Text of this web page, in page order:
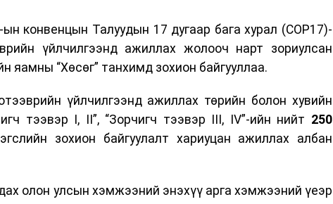
конвенцын Талуудын 17 дугаар бага хурал (COP17)-
үйлчилгээнд ажиллах жолооч нарт зориулсан
яамны “Хөсөг” танхимд зохион байгууллаа.
үйлчилгээнд ажиллах төрийн болон хувийн
тээвэр I, II”, “Зорчигч тээвэр III, IV”-ийн нийт 250
зохион байгуулалт хариуцан ажиллах албан
олон улсын хэмжээний энэхүү арга хэмжээний үеэр